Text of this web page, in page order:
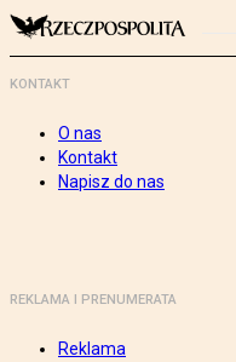
KONTAKT
O nas
Kontakt
Napisz do nas
REKLAMA I PRENUMERATA
Reklama